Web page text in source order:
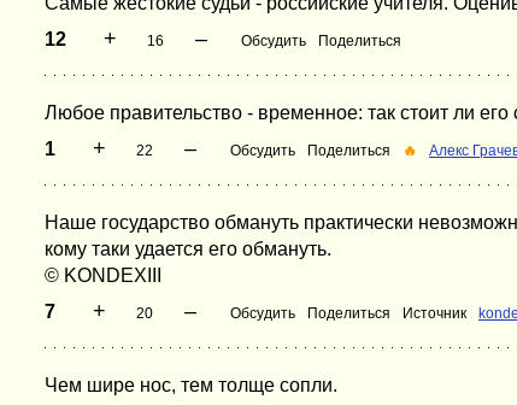
12
+ 16 – Обсудить Поделиться
Любое правительство - временное: так стоит ли
1
+ 22 – Обсудить Поделиться 🔥 Алекс
Наше государство обмануть практически
кому таки удается его обмануть.
© KONDEXIII
7
+ 20 – Обсудить Поделиться Источник
Чем шире нос, тем толще сопли.